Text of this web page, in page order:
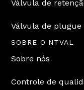
Válvula de
Válvula de plugue
SOBRE O NTVAL
Sobre nós
Controle de